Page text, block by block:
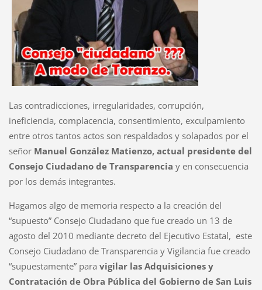
Las contradicciones, irregularidades, corrupción,
ineficiencia, complacencia, consentimiento, exculpamiento
entre otros tantos actos son respaldados y solapados por el
señor Manuel González Matienzo, actual presidente del
Consejo Ciudadano de Transparencia y en consecuencia
por los demás integrantes.
Hagamos algo de memoria respecto a la creación del
“supuesto” Consejo Ciudadano que fue creado un 13 de
agosto del 2010 mediante decreto del Ejecutivo Estatal, este
Consejo Ciudadano de Transparencia y Vigilancia fue creado
“supuestamente” para vigilar las Adquisiciones y
Contratación de Obra Pública del Gobierno de San Luis